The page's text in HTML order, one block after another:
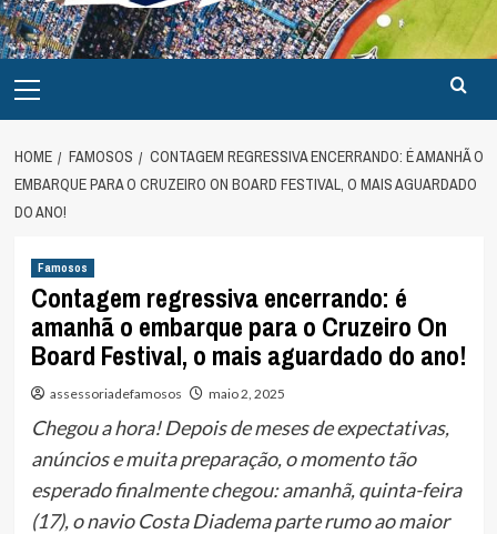
Menu
HOME FAMOSOS
CONTAGEM REGRESSIVA ENCERRANDO: É AMANHÃ O
EMBARQUE PARA O CRUZEIRO ON BOARD FESTIVAL, O MAIS AGUARDADO
DO ANO!
Famosos
Contagem regressiva encerrando: é
amanhã o embarque para o Cruzeiro On
Board Festival, o mais aguardado do ano!
assessoriadefamosos maio 2, 2025
Chegou a hora! Depois de meses de expectativas,
anúncios e muita preparação, o momento tão
esperado finalmente chegou: amanhã, quinta-feira
(17), o navio Costa Diadema parte rumo ao maior